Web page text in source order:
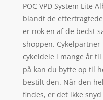
POC VPD System Lite
blandt de
er nok en af de bedst
shoppen.
cykeldele i mange år
på kan du bytte op til
bestilt den. Når den
findes, er det ikke